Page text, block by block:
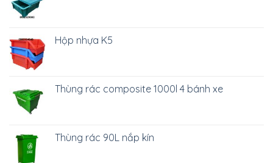
Hộp nhựa K5
Thùng rác composite 1000l 4 bánh xe
Thùng rác 90L nắp kín